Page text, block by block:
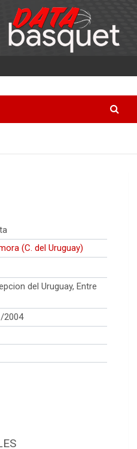
(C. del Uruguay)
del Uruguay, Entre
2004